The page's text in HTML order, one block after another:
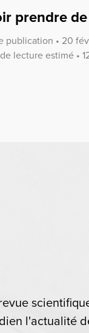
prendre de
publication • 20
lecture estimé •
l'actualité